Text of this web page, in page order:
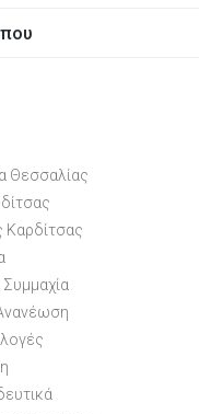
Θεσσαλίας
Καρδίτσας